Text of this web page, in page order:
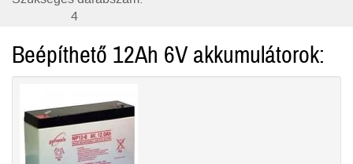
4
Beépíthető 12Ah 6V akkumulátorok: